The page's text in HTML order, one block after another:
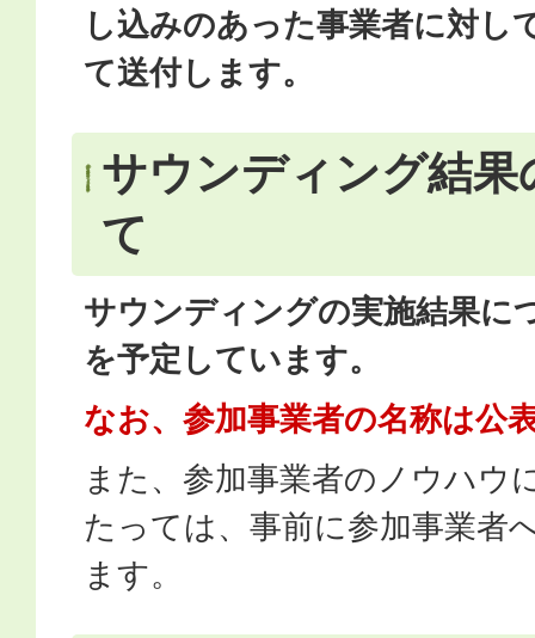
し込みのあった事業者に対し
て送付します。
サウンディング結果
て
サウンディングの実施結果に
を予定しています。
なお、参加事業者の名称は公
また、参加事業者のノウハウ
たっては、事前に参加事業者
ます。